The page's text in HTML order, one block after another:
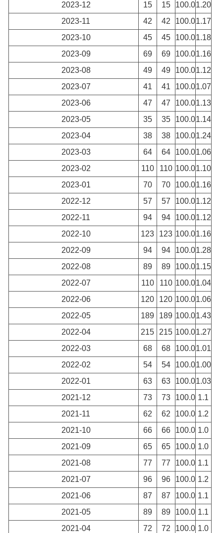
2023-12
15 15 100.01.20
2023-11
42 42 100.01.17
2023-10
45 45 100.01.18
2023-09
69 69 100.01.16
2023-08
49 49 100.01.12
2023-07
41 41 100.01.07
2023-06
47 47 100.01.13
2023-05
35 35 100.01.14
2023-04
38 38 100.01.24
2023-03
64 64 100.01.06
2023-02
110 110 100.01.10
2023-01
70 70 100.01.16
2022-12
57 57 100.01.12
2022-11
94 94 100.01.12
2022-10
123 123 100.01.16
2022-09
94 94 100.01.28
2022-08
89 89 100.01.15
2022-07
110 110 100.01.04
2022-06
120 120 100.01.06
2022-05
189 189 100.01.43
2022-04
215 215 100.01.27
2022-03
68 68 100.01.01
2022-02
54 54 100.01.00
2022-01
63 63 100.01.03
2021-12
73 73 100.0 1.1
2021-11
62 62 100.0 1.2
2021-10
66 66 100.0 1.0
2021-09
65 65 100.0 1.0
2021-08
77 77 100.0 1.1
2021-07
96 96 100.0 1.2
2021-06
87 87 100.0 1.1
2021-05
89 89 100.0 1.1
2021-04
72 72 100.0 1.0